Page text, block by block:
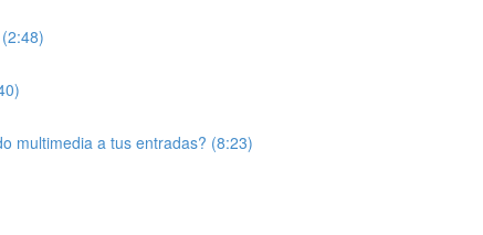
multimedia a tus entradas? (8:23)